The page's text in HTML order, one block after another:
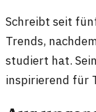
Schreibt seit
Trends,
studiert hat.
inspirierend für